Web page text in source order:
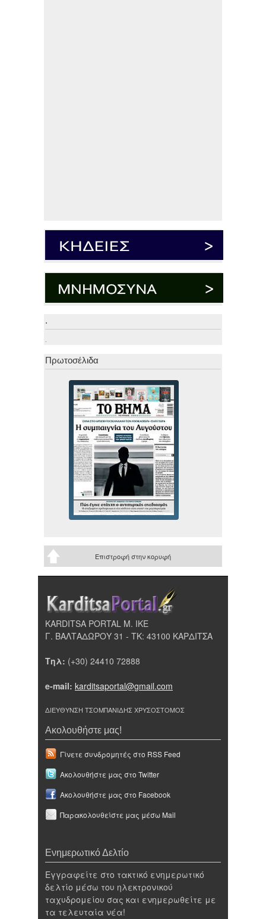
.
.
Πρωτοσέλιδα
Επιστροφή στην κορυφή
KARDITSA PORTAL Μ. ΙΚΕ
Γ. ΒΑΛΤΑΔΩΡΟΥ 31 - ΤΚ: 43100 ΚΑΡΔΙΤΣΑ
Τηλ: (+30) 24410 72888
e-mail: karditsaportal@gmail.com
ΔΙΕΥΘΥΝΣΗ ΤΣΟΜΠΑΝΙΔΗΣ ΧΡΥΣΟΣΤΟΜΟΣ
Ακολουθήστε μας!
Γίνετε συνδρομητές στο RSS Feed
Ακολουθήστε μας στο Twitter
Ακολουθήστε μας στο Facebook
Παρακολουθείστε μας μέσω Mail
Ενημερωτικό Δελτίο
Εγγραφείτε στο τακτικό ενημερωτικό
δελτίο μέσω του ηλεκτρονικού
ταχυδρομείου σας και ενημερωθείτε με
τα τελευταία νέα!